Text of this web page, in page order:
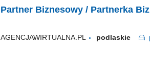
Partner Biznesowy / Partnerka
AGENCJAWIRTUALNA.PL podlaskie